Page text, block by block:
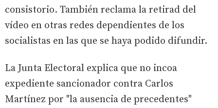
consistorio. También reclama la retirad del
vídeo en otras redes dependientes de los
socialistas en las que se haya podido difundir.
La Junta Electoral explica que no incoa
expediente sancionador contra Carlos
Martínez por "la ausencia de precedentes"